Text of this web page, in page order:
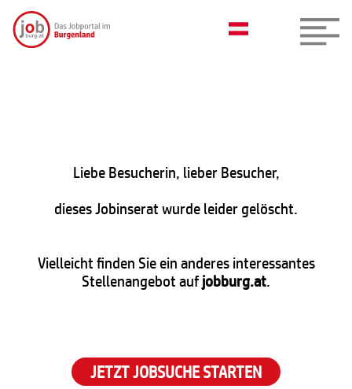
Liebe Besucherin, lieber Besucher,
dieses Jobinserat wurde leider gelöscht.
Vielleicht finden Sie ein anderes interessantes
Stellenangebot aufjobburg.at.
JETZT JOBSUCHE STARTEN